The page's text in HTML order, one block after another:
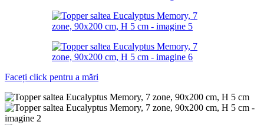
Faceți click pentru a mări